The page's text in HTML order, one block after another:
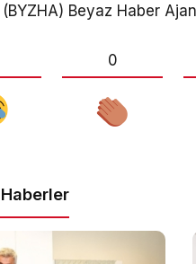
Beyaz Haber
0